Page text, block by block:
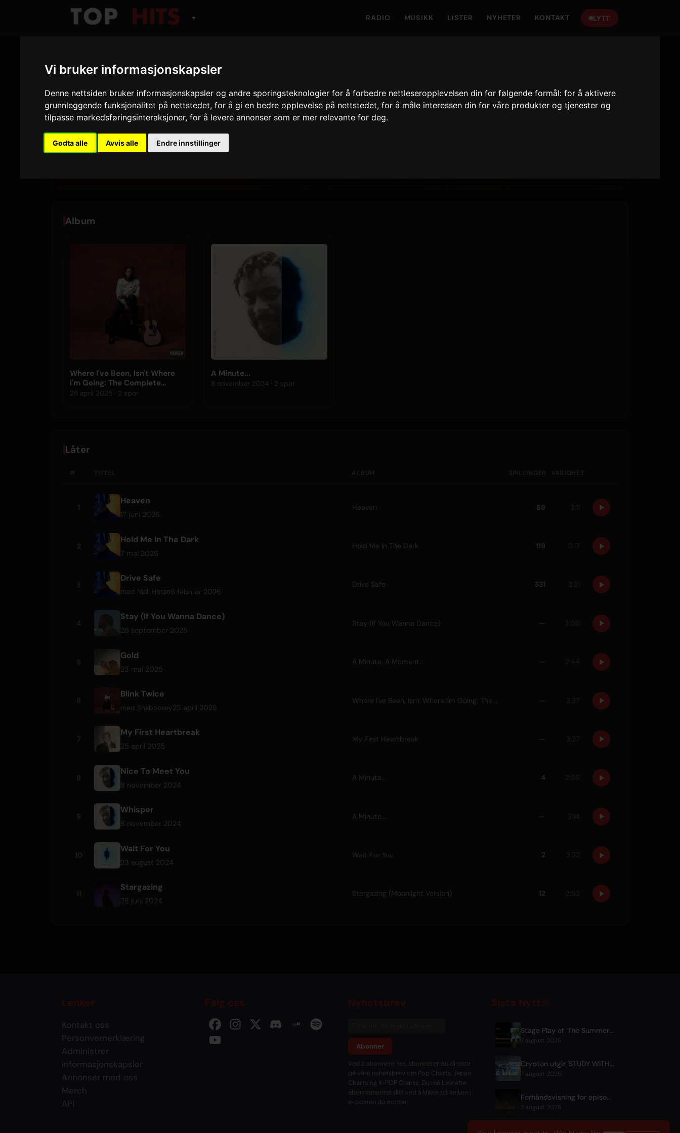
Vi bruker informasjonskapsler
Denne nettsiden bruker informasjonskapsler og andre sporingsteknologier for å forbedre nettleseropplevelsen din for følgende formål:for å aktivere
grunnleggende funksjonalitet på nettstedet,for å gi en bedre opplevelse på nettstedet,for å måle interessen din for våre produkter og tjenester og
tilpasse markedsføringsinteraksjoner,for å levere annonser som er mer relevante for deg.
Godta alle Avvis alle Endre innstillinger
▼ RADIO MUSIKK LISTER NYHETER KONTAKT LYTT
Myles Smith
Spor og album spilt på Only Hits
11 2
Album
Where I've Been, Isn't Where
I'm Going: The Complete
Edition
25 april 2025 · 2 spor
A Minute...
8 november 2024 · 2 spor
Låter
Heaven
17 juni 2026
Heaven 89
Hold Me In The Dark
7 mai 2026
Hold Me In The Dark 119
Drive Safe
med Niall Horan6 februar 2026
Drive Safe 331
Stay (If You Wanna Dance)
26 september 2025
Stay (If You Wanna Dance)
Gold
23 mai 2025
A Minute, A Moment...
Blink Twice
med Shaboozey25 april 2025
Where I've Been, Isn't Where I'm Going: The Complete Edition
My First Heartbreak
25 april 2025
My First Heartbreak
Nice To Meet You
8 november 2024
A Minute... 4
Whisper
8 november 2024
A Minute...
Wait For You
23 august 2024
Wait For You 2
Stargazing
28 juni 2024
Stargazing (Moonlight Version) 12
Lenker
Kontakt oss
Personvernerklæring
Administrer
informasjonskapsler
Annonser med oss
Merch
API
Følg oss Nyhetsbrev
Abonner
Ved å abonnere her, abonnerer du direkte
på våre nyhetsbrev om Pop Charts, Japan
Charts og K-POP Charts. Du må bekrefte
abonnementet ditt ved å klikke på lenken i
e-posten du mottar.
Siste Nytt
Stage Play of 'The Summer Hikaru Died' Streams Globally for Free on ABEMA
7 august 2026
Crypton utgir 'STUDY WITH MIKU - part6 -' instrumental BGM-video
7 august 2026
Forhåndsvisning for episode 7 av Tenmaku no Jaadougaru utgitt
7 august 2026